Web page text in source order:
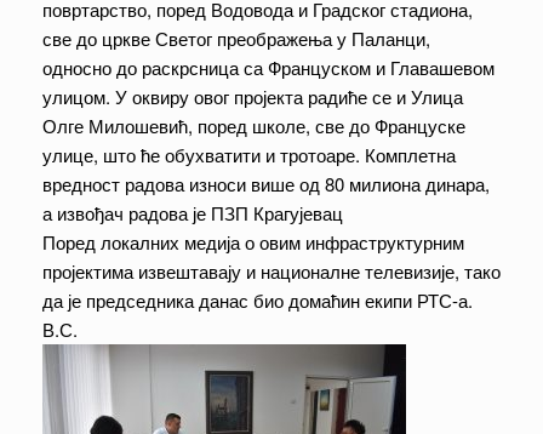
повртарство, поред Водовода и Градског стадиона,
све до цркве Светог преображења у Паланци,
односно до раскрсница са Француском и Главашевом
улицом. У оквиру овог пројекта радиће се и Улица
Олге Милошевић, поред школе, све до Француске
улице, што ће обухватити и тротоаре. Комплетна
вредност радова износи више од 80 милиона динара,
а извођач радова је ПЗП Крагујевац
Поред локалних медија о овим инфраструктурним
пројектима извештавају и националне телевизије, тако
да је председника данас био домаћин екипи РТС-а.
В.С.